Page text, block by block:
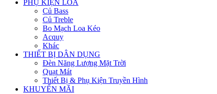
PHỤ KIỆN LOA
Củ Bass
Củ Treble
Bo Mạch Loa Kéo
Acquy
Khác
THIẾT BỊ DÂN DỤNG
Đèn Năng Lượng Mặt Trời
Quạt Mát
Thiết Bị & Phụ Kiện Truyền Hình
KHUYẾN MÃI